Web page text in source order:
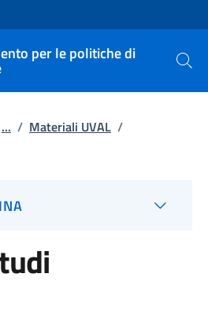
per le politiche di
Cerca
... / Materiali UVAL /